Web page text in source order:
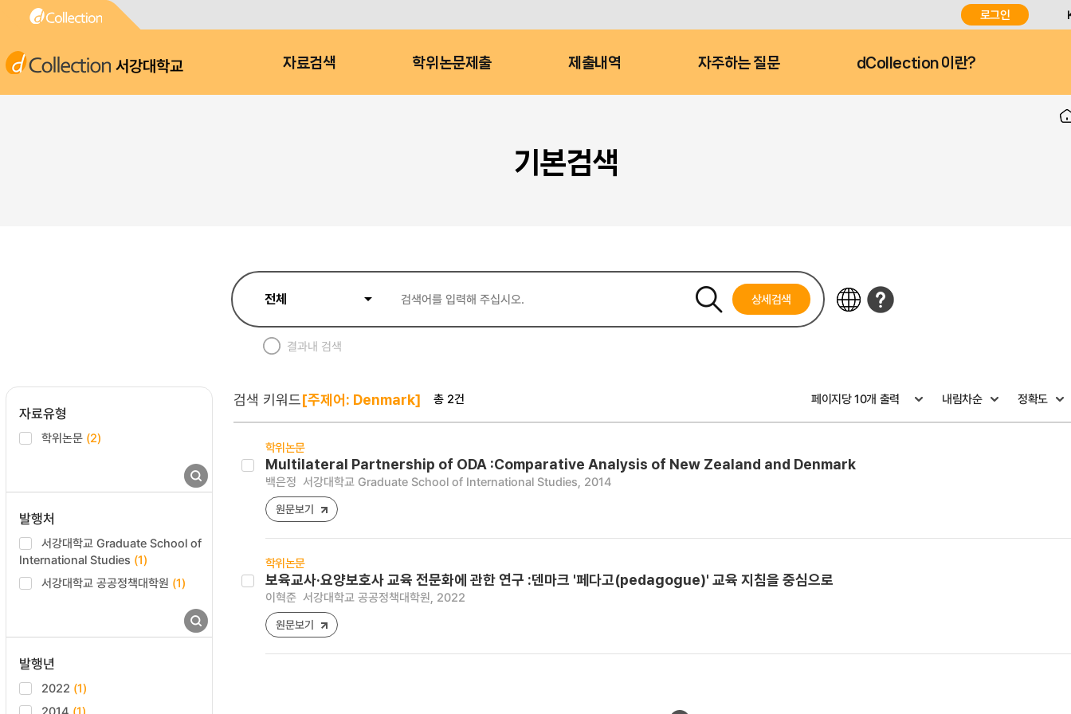
로그인
서강대학교 자료검색 학위논문제출 제출내역 자주하는 질문 dCollection 이란?
기본검색
상세검색
결과내 검색
자료유형
학위논문 (2)
발행처
서강대학교 Graduate School of
International Studies (1)
서강대학교 공공정책대학원 (1)
발행년
2022 (1)
2014 (1)
검색 키워드[주제어: Denmark] 총 2건
학위논문
Multilateral Partnership of ODA :Comparative Analysis of New Zealand and Denmark
백은정 서강대학교 Graduate School of International Studies, 2014
원문보기
학위논문
보육교사·요양보호사 교육 전문화에 관한 연구 :덴마크 '페다고(pedagogue)' 교육 지침을 중심으로
이혁준 서강대학교 공공정책대학원, 2022
원문보기